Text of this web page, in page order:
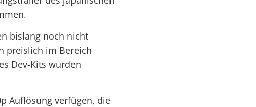
bislang noch nicht
preislich im Bereich
Dev-Kits wurden
Auflösung verfügen, die